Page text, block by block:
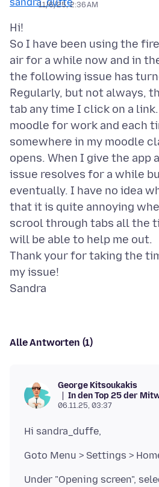
11/6/25, 2:36 AM
Hi!
So I have been using the
air for a while now and in
the following issue has
Regularly, but not always,
tab any time I click on a
moodle for work and each
somewhere in my moodle
opens. When I give the app
issue resolves for a while
eventually. I have no idea
that it is quite annoying
scrool through tabs all the
will be able to help me out.
Thank your for taking the
my issue!
Alle Antworten (1)
George Kitsoukakis
In den Top 25 der
06.11.25, 03:37